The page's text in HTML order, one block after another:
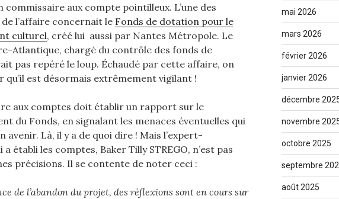
commissaire aux compte pointilleux. L’une des
l’affaire concernait le Fonds de dotation pour le
culturel, créé lui aussi par Nantes Métropole. Le
Atlantique, chargé du contrôle des fonds de
pas repéré le loup. Échaudé par cette affaire, on
qu’il est désormais extrêmement vigilant !
aux comptes doit établir un rapport sur le
du Fonds, en signalant les menaces éventuelles qui
avenir. Là, il y a de quoi dire ! Mais l’expert-
établi les comptes, Baker Tilly STREGO, n’est pas
précisions. Il se contente de noter ceci :
de l’abandon du projet, des réflexions sont en cours sur
mai 2026
mars 2026
février 2026
janvier 2026
décembre
novembre
octobre 2025
septembre
août 2025